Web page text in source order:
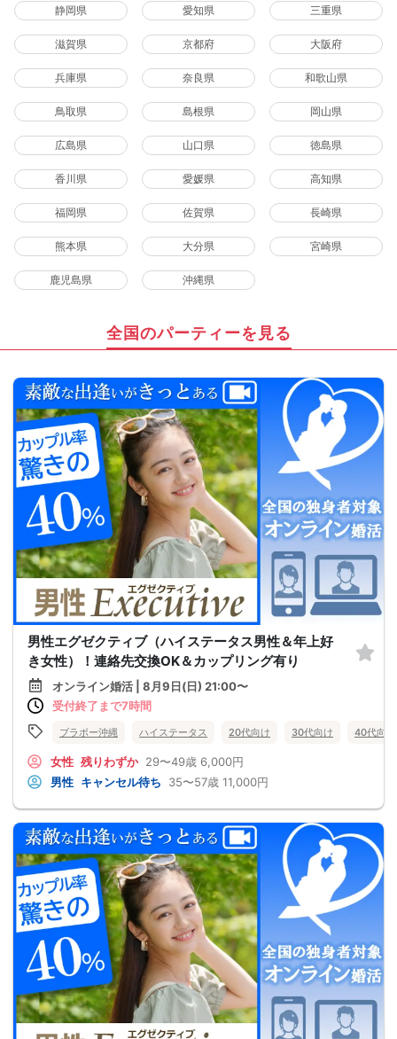
静岡県 愛知県 三重県
滋賀県 京都府 大阪府
兵庫県 奈良県 和歌山県
鳥取県 島根県 岡山県
広島県 山口県 徳島県
香川県 愛媛県 高知県
福岡県 佐賀県 長崎県
熊本県 大分県 宮崎県
鹿児島県 沖縄県
全国のパーティーを見る
男性エグゼクティブ（ハイステータス男性＆年上好
き女性）！連絡先交換OK＆カップリング有り
オンライン婚活 | 8月9日(日) 21:00〜
受付終了まで7時間
ブラボー沖縄 ハイステータス 20代向け 30代向け 40代向け
女性 残りわずか 29〜49歳 6,000円
男性 キャンセル待ち 35〜57歳 11,000円